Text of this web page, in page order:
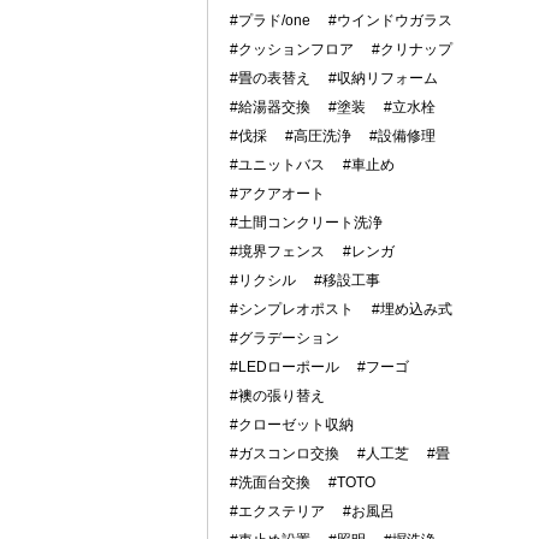
#プラド/one
#ウインドウガラス
#クッションフロア
#クリナップ
#畳の表替え
#収納リフォーム
#給湯器交換
#塗装
#立水栓
#伐採
#高圧洗浄
#設備修理
#ユニットバス
#車止め
#アクアオート
#土間コンクリート洗浄
#境界フェンス
#レンガ
#リクシル
#移設工事
#シンプレオポスト
#埋め込み式
#グラデーション
#LEDローポール
#フーゴ
#襖の張り替え
#クローゼット収納
#ガスコンロ交換
#人工芝
#畳
#洗面台交換
#TOTO
#エクステリア
#お風呂